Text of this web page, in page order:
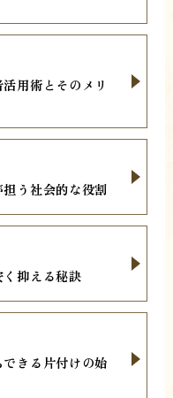
用術とそのメリ
う社会的な役割
抑える秘訣
きる片付けの始